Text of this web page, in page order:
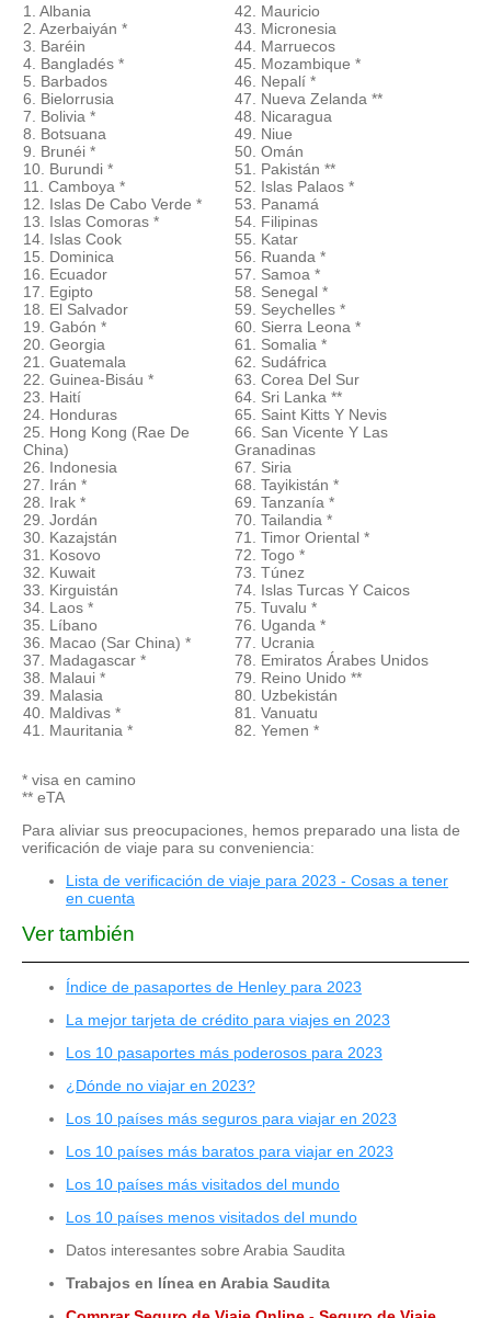
1. Albania
2. Azerbaiyán *
3. Baréin
4. Bangladés *
5. Barbados
6. Bielorrusia
7. Bolivia *
8. Botsuana
9. Brunéi *
10. Burundi *
11. Camboya *
12. Islas De Cabo Verde *
13. Islas Comoras *
14. Islas Cook
15. Dominica
16. Ecuador
17. Egipto
18. El Salvador
19. Gabón *
20. Georgia
21. Guatemala
22. Guinea-Bisáu *
23. Haití
24. Honduras
25. Hong Kong (Rae De
China)
26. Indonesia
27. Irán *
28. Irak *
29. Jordán
30. Kazajstán
31. Kosovo
32. Kuwait
33. Kirguistán
34. Laos *
35. Líbano
36. Macao (Sar China) *
37. Madagascar *
38. Malaui *
39. Malasia
40. Maldivas *
41. Mauritania *
42. Mauricio
43. Micronesia
44. Marruecos
45. Mozambique *
46. Nepalí *
47. Nueva Zelanda **
48. Nicaragua
49. Niue
50. Omán
51. Pakistán **
52. Islas Palaos *
53. Panamá
54. Filipinas
55. Katar
56. Ruanda *
57. Samoa *
58. Senegal *
59. Seychelles *
60. Sierra Leona *
61. Somalia *
62. Sudáfrica
63. Corea Del Sur
64. Sri Lanka **
65. Saint Kitts Y Nevis
66. San Vicente Y Las
Granadinas
67. Siria
68. Tayikistán *
69. Tanzanía *
70. Tailandia *
71. Timor Oriental *
72. Togo *
73. Túnez
74. Islas Turcas Y Caicos
75. Tuvalu *
76. Uganda *
77. Ucrania
78. Emiratos Árabes Unidos
79. Reino Unido **
80. Uzbekistán
81. Vanuatu
82. Yemen *
* visa en camino
** eTA
Para aliviar sus preocupaciones, hemos preparado una lista de
verificación de viaje para su conveniencia:
Lista de verificación de viaje para 2023 - Cosas a tener
en cuenta
Ver también
Índice de pasaportes de Henley para 2023
La mejor tarjeta de crédito para viajes en 2023
Los 10 pasaportes más poderosos para 2023
¿Dónde no viajar en 2023?
Los 10 países más seguros para viajar en 2023
Los 10 países más baratos para viajar en 2023
Los 10 países más visitados del mundo
Los 10 países menos visitados del mundo
Datos interesantes sobre Arabia Saudita
Trabajos en línea en Arabia Saudita